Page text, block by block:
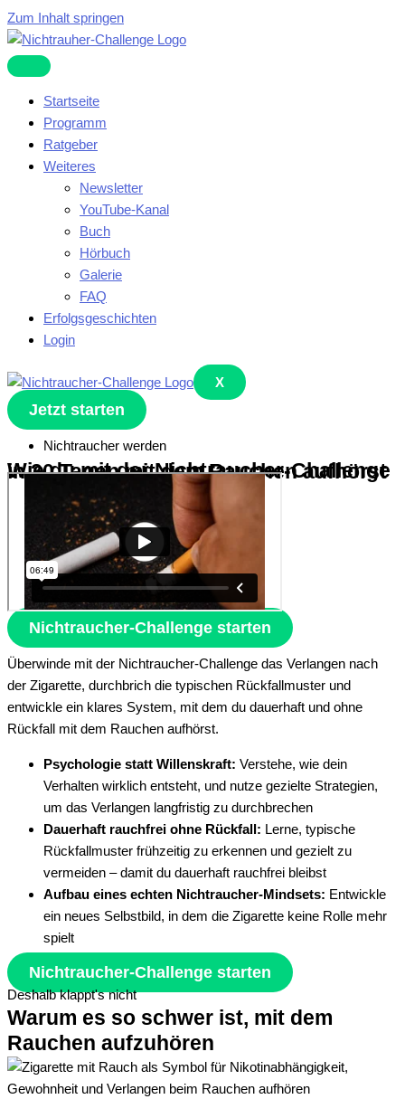
Zum Inhalt springen
Startseite
Programm
Ratgeber
Weiteres
Newsletter
YouTube-Kanal
Buch
Hörbuch
Galerie
FAQ
Erfolgsgeschichten
Login
X
Jetzt starten
Nichtraucher werden
Wie du mit der Nichtraucher-Challenge in 30 Tagen mit dem Rauchen aufhörst
Nichtraucher-Challenge starten
Überwinde mit der Nichtraucher-Challenge das Verlangen nach
der Zigarette, durchbrich die typischen Rückfallmuster und
entwickle ein klares System, mit dem du dauerhaft und ohne
Rückfall mit dem Rauchen aufhörst.
Psychologie statt Willenskraft: Verstehe, wie dein
Verhalten wirklich entsteht, und nutze gezielte Strategien,
um das Verlangen langfristig zu durchbrechen
Dauerhaft rauchfrei ohne Rückfall: Lerne, typische
Rückfallmuster frühzeitig zu erkennen und gezielt zu
vermeiden – damit du dauerhaft rauchfrei bleibst
Aufbau eines echten Nichtraucher-Mindsets: Entwickle
ein neues Selbstbild, in dem die Zigarette keine Rolle mehr
spielt
Nichtraucher-Challenge starten
Deshalb klappt's nicht
Warum es so schwer ist, mit dem
Rauchen aufzuhören